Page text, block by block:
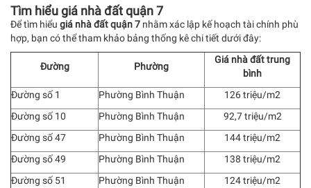
Tìm hiểu giá nhà đất quận 7
Để tìm hiểu giá nhà đất quận 7 nhằm xác lập kế hoạch tài chính phù
hợp, bạn có thể tham khảo bảng thống kê chi tiết dưới đây:
Đường Phường
Giá nhà đất trung
bình
Đường số 1
Phường Bình Thuận
126 triệu/m2
Đường số 10
Phường Bình Thuận
92,7 triệu/m2
Đường số 47
Phường Bình Thuận
144 triệu/m2
Đường số 49
Phường Bình Thuận
138 triệu/m2
Đường số 51
Phường Bình Thuận
124 triệu/m2